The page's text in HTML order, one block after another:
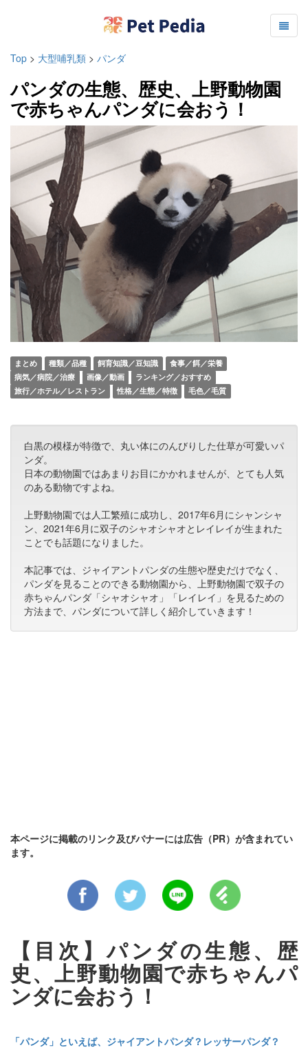
Top > 大型哺乳類 > パンダ
パンダの生態、歴史、上野動物園
で赤ちゃんパンダに会おう！
まとめ 種類／品種 飼育知識／豆知識
食事／餌／栄養
病気／病院／治療
画像／動画
ランキング／おすすめ
旅行／ホテル／レストラン
性格／生態／特徴 毛色／毛質
白黒の模様が特徴で、丸い体にのんびりした仕草が可愛いパ
ンダ。
日本の動物園ではあまりお目にかかれませんが、とても人気
のある動物ですよね。
上野動物園では人工繁殖に成功し、2017年6月にシャンシャ
ン、2021年6月に双子のシャオシャオとレイレイが生まれた
ことでも話題になりました。
本記事では、ジャイアントパンダの生態や歴史だけでなく、
パンダを見ることのできる動物園から、上野動物園で双子の
赤ちゃんパンダ「シャオシャオ」「レイレイ」を見るための
方法まで、パンダについて詳しく紹介していきます！
本ページに掲載のリンク及びバナーには広告（PR）が含まれてい
ます。
【目次】パンダの生態、歴
史、上野動物園で赤ちゃんパ
ンダに会おう！
「パンダ」といえば、ジャイアントパンダ？レッサーパンダ？